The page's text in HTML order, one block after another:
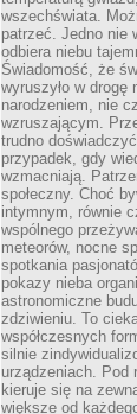
wszechświata.
patrzeć. Jedno nie
odbiera niebu
Świadomość, że
wyruszyło w drogę
narodzeniem, nie
wzruszającym.
trudno
przypadek, gdy
wzmacniają.
społeczny. Choć
intymnym, równie
wspólnego
meteorów, nocne
spotkania
pokazy nieba
astronomiczne
zdziwieniu. To
współczesnych
silnie
urządzeniach. Pod
kieruje się na
większe od